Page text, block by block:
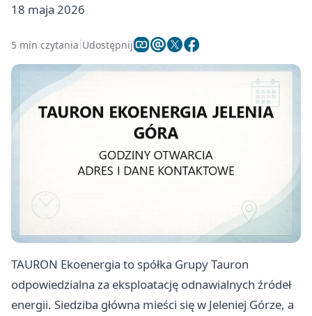
18 maja 2026
5 min czytania Udostępnij
TAURON Ekoenergia to spółka Grupy Tauron
odpowiedzialna za eksploatację odnawialnych źródeł
energii. Siedziba główna mieści się w Jeleniej Górze, a